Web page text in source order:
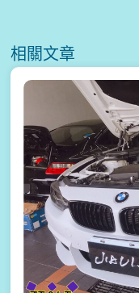
相關文章